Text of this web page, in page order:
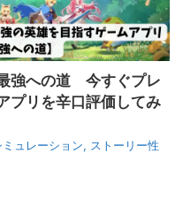
強への道 今すぐプレ
プリを辛口評価してみ
ミュレーション, ストーリー性